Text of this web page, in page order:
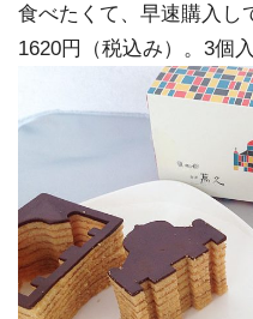
食べたくて、早速購入し
1620円（税込み）。3個